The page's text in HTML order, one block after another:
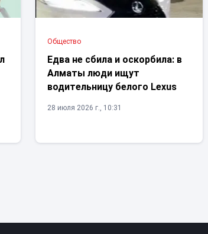
Общество
Едва не сбила и оскорбила: в
Алматы люди ищут
водительницу белого Lexus
28 июля 2026 г., 10:31